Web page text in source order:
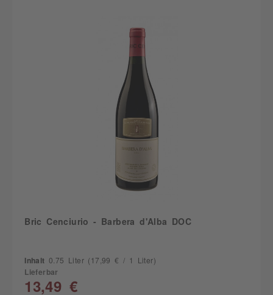
Bric Cenciurio - Barbera d'Alba DOC
Inhalt 0.75 Liter (17,99 € / 1 Liter)
Lieferbar
13,49 €